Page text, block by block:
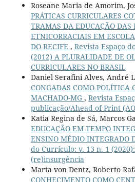
Roseane Maria de Amorim,
PRÁTICAS CURRICULARES
TRAMAS DA EDUCAÇÃO DAS
ETNICORRACIAIS EM
DO RECIFE , Revista Espaço
(2012) A PLURALIDADE DE
CURRICULARES NO BRASIL
Daniel Serafini Alves, André
CONGADAS COMO POLÍTICA
MACHADO-MG , Revista
publicação/Ahead of Print
Katia Regina de Sá, Marcos
EDUCAÇÃO EM TEMPO
ENSINO MÉDIO INTEGRADO
do Currículo: v. 13 n. 1
(re)insurgência
Marta von Dentz, Roberto
CONHECIMENTO COMO